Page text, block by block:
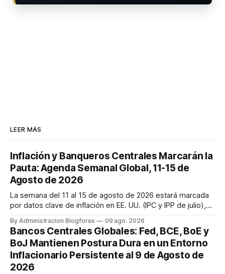
LEER MÁS
Inflación y Banqueros Centrales Marcarán la
Pauta: Agenda Semanal Global, 11-15 de
Agosto de 2026
La semana del 11 al 15 de agosto de 2026 estará marcada
por datos clave de inflación en EE. UU. (IPC y IPP de julio),
decisión de tipos del RBA y la estimación del PIB del Reino
Unido. Los mercados cierran la semana con un sentimiento
mixto, ...
By Administracion Blogforex 09 ago. 2026
Bancos Centrales Globales: Fed, BCE, BoE y
BoJ Mantienen Postura Dura en un Entorno
Inflacionario Persistente al 9 de Agosto de
2026